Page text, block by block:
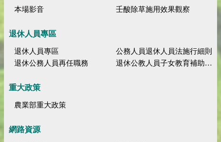
本場影音 壬酸除草施用效果觀察
退休人員專區
退休人員專區
公務人員退休人員法施行細則
退休公務人員再任職務
退休公教人員子女教育補助規定
重大政策
農業部重大政策
網路資源